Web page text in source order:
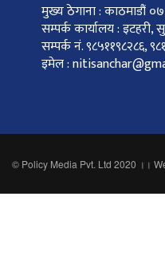
मुख्य ठेगाना : काठमाडौं
सम्पर्क कार्यालय : इटहरी,
सम्पर्क नं. ९८५११९८२८६,
इमेल :
© Policy Media Pvt. Ltd 2020 ।।